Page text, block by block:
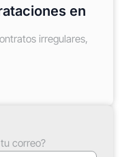
en
irregulares,
correo?